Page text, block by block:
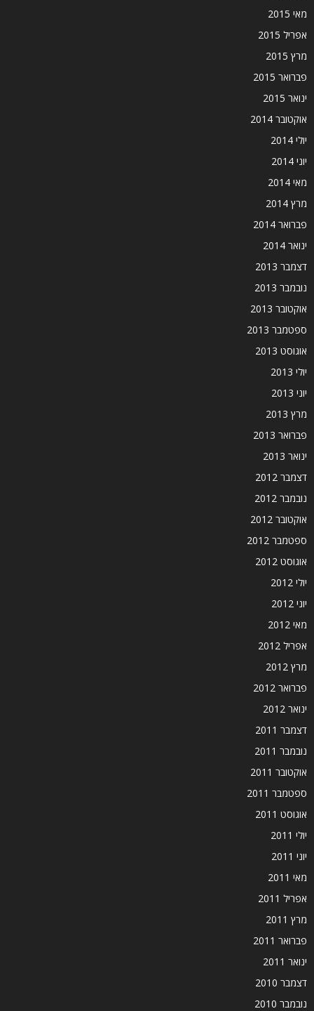
מאי 2015
אפריל 2015
מרץ 2015
פברואר 2015
ינואר 2015
אוקטובר 2014
יולי 2014
יוני 2014
מאי 2014
מרץ 2014
פברואר 2014
ינואר 2014
דצמבר 2013
נובמבר 2013
אוקטובר 2013
ספטמבר 2013
אוגוסט 2013
יולי 2013
יוני 2013
מרץ 2013
פברואר 2013
ינואר 2013
דצמבר 2012
נובמבר 2012
אוקטובר 2012
ספטמבר 2012
אוגוסט 2012
יולי 2012
יוני 2012
מאי 2012
אפריל 2012
מרץ 2012
פברואר 2012
ינואר 2012
דצמבר 2011
נובמבר 2011
אוקטובר 2011
ספטמבר 2011
אוגוסט 2011
יולי 2011
יוני 2011
מאי 2011
אפריל 2011
מרץ 2011
פברואר 2011
ינואר 2011
דצמבר 2010
נובמבר 2010